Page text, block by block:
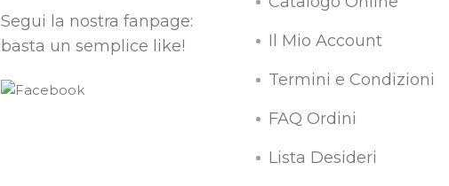
Segui la nostra fanpage:
basta un semplice like!
Il Mio Account
Termini e Condizioni
FAQ Ordini
Lista Desideri